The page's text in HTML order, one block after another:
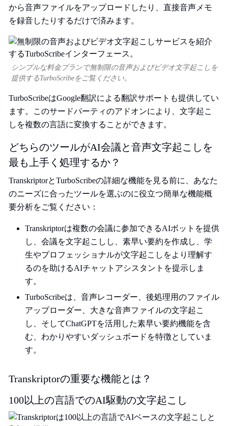
から音声ファイルをアップロードしたり、直接音声メモ
を録音したりするだけで済みます。
シンプルな料金プランで無制限の音声およびビデオ文字起こしを
提供するTurboScribeをご覧ください。
TurboScribeはGoogle翻訳による翻訳サポートも提供してい
ます。このサードパーティのアドオンにより、文字起こ
しを複数の言語に変換することができます。
どちらのツールがAI会議と音声文字起こしを
最も上手く処理するか？
TranskriptorとTurboScribeの詳細な機能を見る前に、あなた
のニーズに合ったツールを選ぶのに役立つ簡単な機能概
要分析をご覧ください：
Transkriptorは複数の会議に参加できるAIボットを提供
し、会議を文字起こしし、素早い要約を作成し、学
生やプロフェッショナルが文字起こしをより理解す
るのを助けるAIチャットアシスタントを提示しま
す。
TurboScribeは、音声レコーダー、後処理用のファイル
アップローダー、大きな音声ファイルの文字起こ
し、そしてChatGPTを活用した素早い要約機能を含
む、わかりやすいダッシュボードを特徴としていま
す。
Transkriptorの重要な機能とは？
100以上の言語でのAI駆動の文字起こし